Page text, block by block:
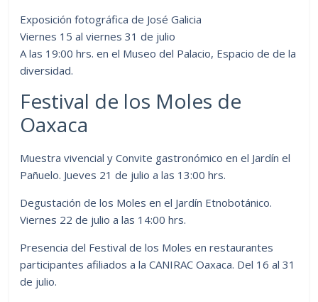
Exposición fotográfica de José Galicia
Viernes 15 al viernes 31 de julio
A las 19:00 hrs. en el Museo del Palacio, Espacio de de la
diversidad.
Festival de los Moles de
Oaxaca
Muestra vivencial y Convite gastronómico en el Jardín el
Pañuelo. Jueves 21 de julio a las 13:00 hrs.
Degustación de los Moles en el Jardín Etnobotánico.
Viernes 22 de julio a las 14:00 hrs.
Presencia del Festival de los Moles en restaurantes
participantes afiliados a la CANIRAC Oaxaca. Del 16 al 31
de julio.